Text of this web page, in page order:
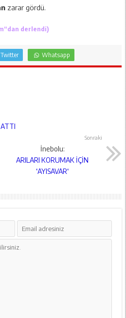
zarar gördü.
“dan derlendi)
Twitter Whatsapp
Sonraki
İnebolu:
ARILARI KORUMAK İÇİN
‘AYISAVAR‘